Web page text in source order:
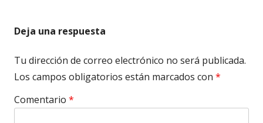
Deja una respuesta
Tu dirección de correo electrónico no será publicada.
Los campos obligatorios están marcados con *
Comentario *